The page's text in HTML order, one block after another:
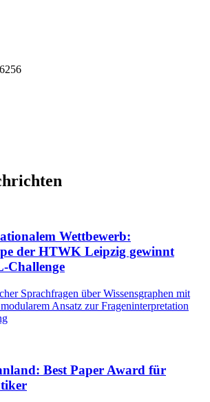
Wettbewerb:
der HTWK Leipzig gewinnt
Challenge
Sprachfragen über Wissensgraphen mit
Ansatz zur Frageninterpretation
Best Paper Award für